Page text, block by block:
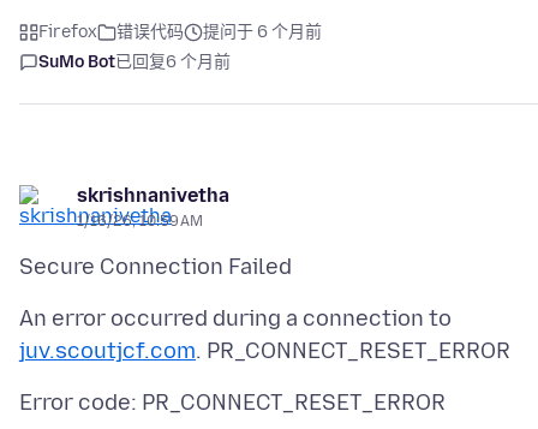
Firefox 错误代码
提问于 6 个月前
SuMo Bot已回复6 个月前
skrishnanivetha
1/16/26, 10:59 AM
An error occurred during a connection to
juv.scoutjcf.com